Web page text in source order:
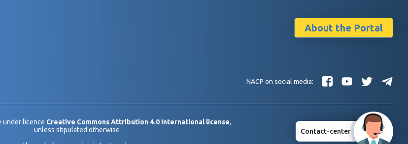
About the Portal
NACP on social media:
under licence Creative Commons Attribution 4.0 International license,
unless stipulated otherwise
Contact-center